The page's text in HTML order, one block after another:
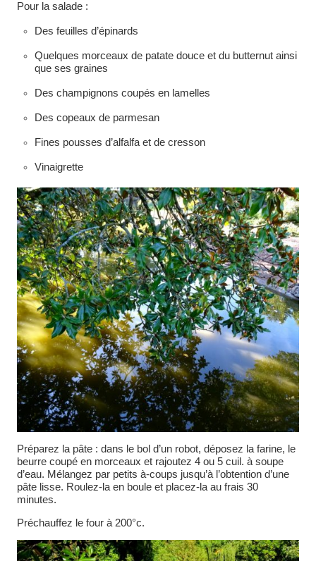
Pour la salade :
Des feuilles d’épinards
Quelques morceaux de patate douce et du butternut ainsi
que ses graines
Des champignons coupés en lamelles
Des copeaux de parmesan
Fines pousses d’alfalfa et de cresson
Vinaigrette
Préparez la pâte : dans le bol d’un robot, déposez la farine, le
beurre coupé en morceaux et rajoutez 4 ou 5 cuil. à soupe
d’eau. Mélangez par petits à-coups jusqu’à l’obtention d’une
pâte lisse. Roulez-la en boule et placez-la au frais 30
minutes.
Préchauffez le four à 200°c.